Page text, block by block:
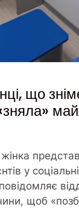
що
жінка
у
щоб